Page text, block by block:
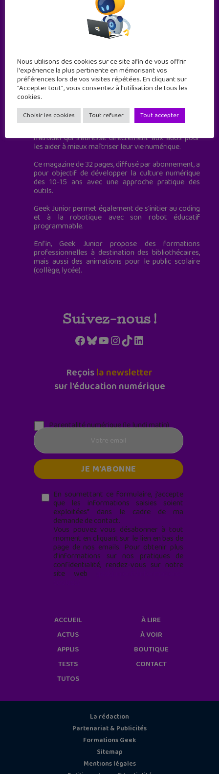
Geek Junior est le premier site de culture numérique
à destination des adolescents.
mensuel qui s’adresse directement aux ados pour
les aider à mieux maîtriser leur vie numérique.
Ce magazine de 32 pages, diffusé par abonnement, a
pour objectif de développer la culture numérique
des 10-15 ans avec une approche pratique des
outils.
Geek Junior permet également de s'initier au coding
et à la robotique avec son robot éducatif
programmable.
Enfin, Geek Junior propose des formations
professionnelles à destination des bibliothécaires,
mais aussi des animations pour le public scolaire
(collège, lycée).
Suivez-nous !
Facebook
Bluesky
YouTube
Instagram
TikTokLinkedIn
Reçoisla newsletter
sur l'éducation numérique
Parentalité numérique (le lundi matin)
En soumettant ce formulaire, j’accepte
que les informations saisies soient
exploitées* dans le cadre de ma
demande de contact.
Vous pouvez vous désabonner à tout
moment en cliquant sur le lien en bas de
page de nos emails. Pour obtenir plus
d'informations sur nos pratiques de
confidentialité, rendez-vous sur notre
site web
Nous utilisons des cookies sur ce site afin de vous offrir
l'expérience la plus pertinente en mémorisant vos
préférences lors de vos visites répétées. En cliquant sur
"Accepter tout", vous consentez à l'utilisation de tous les
cookies.
Choisir les cookies Tout refuser Tout accepter
ACCUEIL
ACTUS
APPLIS
TESTS
TUTOS
À LIRE
À VOIR
BOUTIQUE
CONTACT
La rédaction
Partenariat & Publicités
Formations Geek
Sitemap
Mentions légales